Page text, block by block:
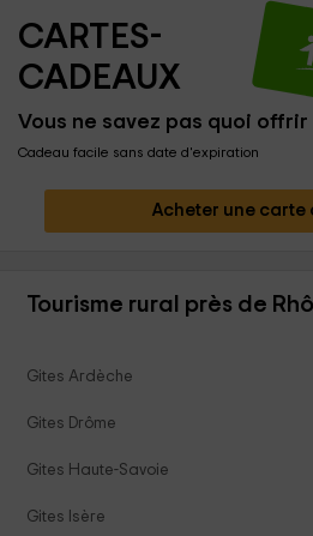
CARTES-
CADEAUX
Vous ne savez pas quoi offrir
Cadeau facile sans date d'expiration
Acheter une carte
Tourisme rural près de
Gites Ardèche
Gites Drôme
Gites Haute-Savoie
Gites Isère